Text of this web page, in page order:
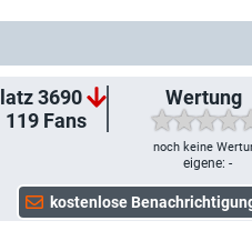
3690
119 Fans
Wertung
noch keine
eigene: -